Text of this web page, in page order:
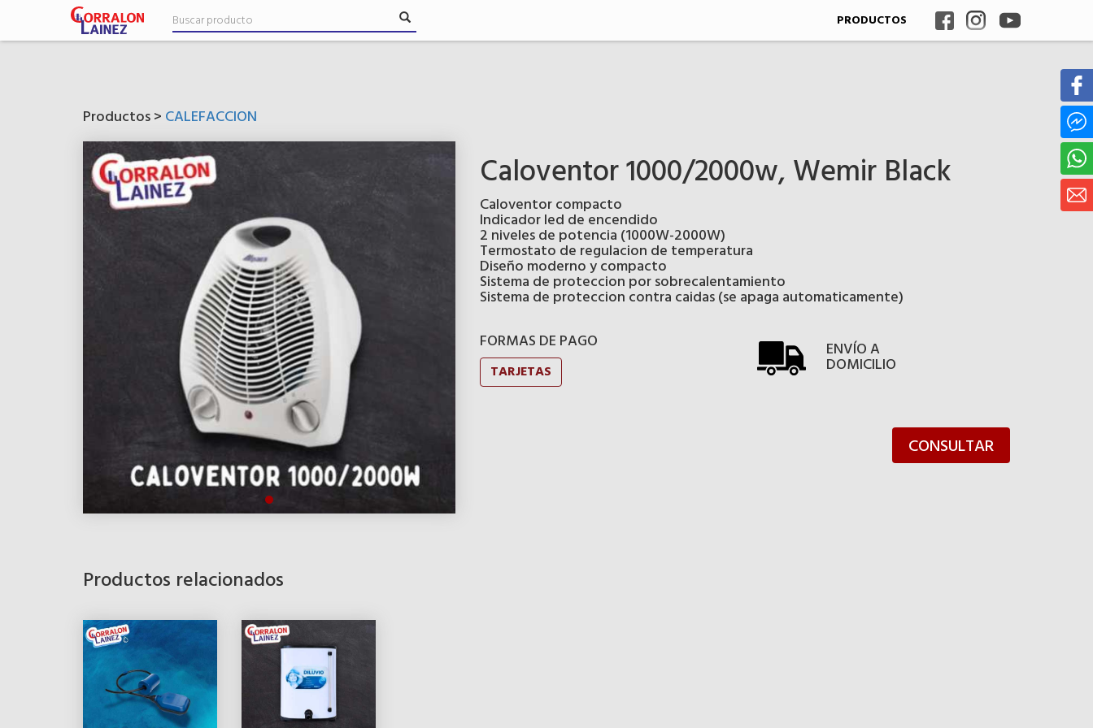
PRODUCTOS
Productos > CALEFACCION
Caloventor 1000/2000w, Wemir Black
Caloventor compacto
Indicador led de encendido
2 niveles de potencia (1000W-2000W)
Termostato de regulacion de temperatura
Diseño moderno y compacto
Sistema de proteccion por sobrecalentamiento
Sistema de proteccion contra caidas (se apaga automaticamente)
FORMAS DE PAGO
TARJETAS
ENVÍO A
DOMICILIO
CONSULTAR
Productos relacionados